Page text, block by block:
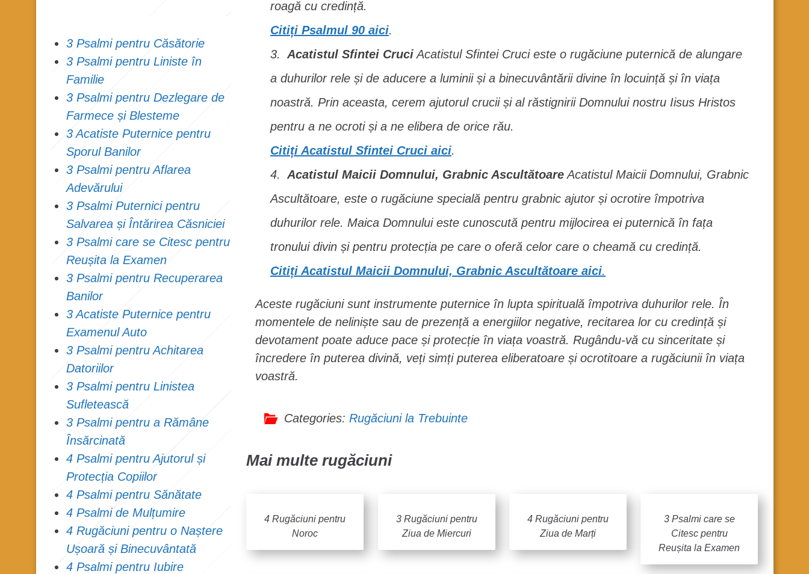
roagă cu credință.
Citiți Psalmul 90 aici.
Acatistul Sfintei CruciAcatistul Sfintei Cruci este o rugăciune puternică de alungare
a duhurilor rele și de aducere a luminii și a binecuvântării divine în locuință și în viața
noastră. Prin aceasta, cerem ajutorul crucii și al răstignirii Domnului nostru Iisus Hristos
pentru a ne ocroti și a ne elibera de orice rău.
Citiți Acatistul Sfintei Cruci aici.
Acatistul Maicii Domnului, Grabnic AscultătoareAcatistul Maicii Domnului, Grabnic
Ascultătoare, este o rugăciune specială pentru grabnic ajutor și ocrotire împotriva
duhurilor rele. Maica Domnului este cunoscută pentru mijlocirea ei puternică în fața
tronului divin și pentru protecția pe care o oferă celor care o cheamă cu credință.
Citiți Acatistul Maicii Domnului, Grabnic Ascultătoare aici.
Aceste rugăciuni sunt instrumente puternice în lupta spirituală împotriva duhurilor rele. În
momentele de neliniște sau de prezență a energiilor negative, recitarea lor cu credință și
devotament poate aduce pace și protecție în viața voastră. Rugându-vă cu sinceritate și
încredere în puterea divină, veți simți puterea eliberatoare și ocrotitoare a rugăciunii în viața
voastră.
Categories:Rugăciuni la Trebuinte
Mai multe rugăciuni
4 Rugăciuni pentru
Noroc
3 Rugăciuni pentru
Ziua de Miercuri
4 Rugăciuni pentru
Ziua de Marți
3 Psalmi care se
Citesc pentru
Reușita la Examen
3 Psalmi pentru Căsătorie
3 Psalmi pentru Liniste în
Familie
3 Psalmi pentru Dezlegare de
Farmece și Blesteme
3 Acatiste Puternice pentru
Sporul Banilor
3 Psalmi pentru Aflarea
Adevărului
3 Psalmi Puternici pentru
Salvarea și Întărirea Căsniciei
3 Psalmi care se Citesc pentru
Reușita la Examen
3 Psalmi pentru Recuperarea
Banilor
3 Acatiste Puternice pentru
Examenul Auto
3 Psalmi pentru Achitarea
Datoriilor
3 Psalmi pentru Linistea
Sufletească
3 Psalmi pentru a Rămâne
Însărcinată
4 Psalmi pentru Ajutorul și
Protecția Copiilor
4 Psalmi pentru Sănătate
4 Psalmi de Mulțumire
4 Rugăciuni pentru o Naștere
Ușoară și Binecuvântată
4 Psalmi pentru Iubire